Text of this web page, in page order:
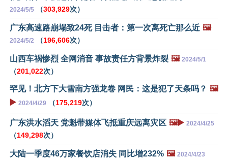
2024/5/5 （303,929次）
广东高速路崩塌致24死 目击者：第一次离死亡那么近 🖼️
2024/5/2 （196,606次）
山西车祸惨烈 全网消音 事故责任方背景炸裂 🖼️ 2024/5/1
（201,022次）
罕见！北方下大雪南方强龙卷 网民：这是犯了天条吗？ 🖼️
▶️ 2024/4/29 （175,219次）
广东洪水滔天 党魁带媒体飞抵重庆远离灾区 🖼️▶️ 2024/4/25
（149,298次）
大陆一季度46万家餐饮店消失 同比增232% 🖼️ 2024/4/23